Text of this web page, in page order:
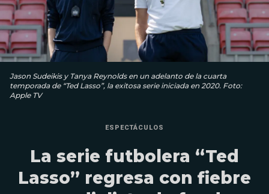
Jason Sudeikis y Tanya Reynolds en un adelanto de la cuarta
temporada de “Ted Lasso”, la exitosa serie iniciada en 2020. Foto:
Apple TV
ESPECTÁCULOS
La serie futbolera “Ted
Lasso” regresa con fiebre